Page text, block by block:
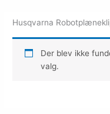
Husqvarna
Der blev ikke
valg.